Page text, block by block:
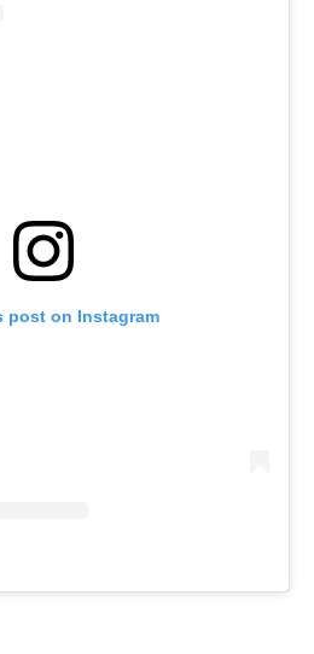
post on Instagram